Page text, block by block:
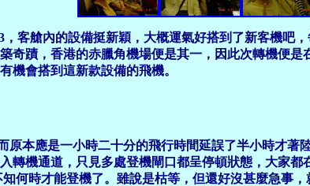
客艙內的設備挺新穎，大概運氣好搭到了新客機吧
奇蹟，香港的赤臘角機場便是其一，因此次轉機便
機會搭到這新款設備的飛機。
原本應是一小時二十分的飛行時間延誤了半小時才
轉機通道，只見多處登機閘口都呈停頓狀態，大家
何時才能登機了。雖說是枯等，但還好沒甚麼急事